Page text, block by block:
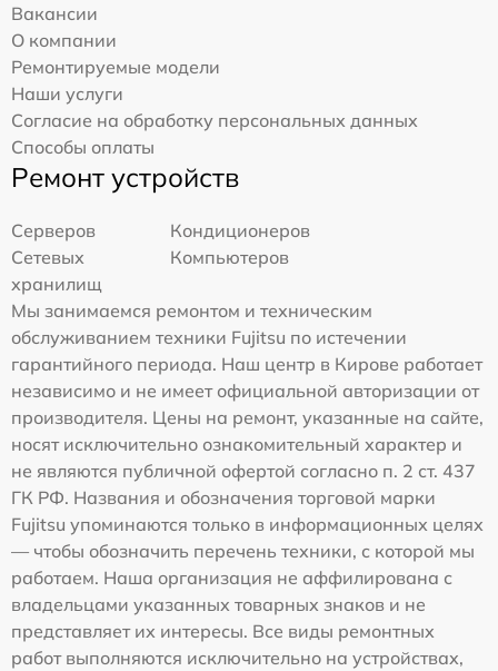
Вакансии
О компании
Ремонтируемые модели
Наши услуги
Согласие на обработку персональных данных
Способы оплаты
Ремонт устройств
Серверов
Кондиционеров
Сетевых
хранилищ
Компьютеров
Мы занимаемся ремонтом и техническим
обслуживанием техники Fujitsu по истечении
гарантийного периода. Наш центр в Кирове работает
независимо и не имеет официальной авторизации от
производителя. Цены на ремонт, указанные на сайте,
носят исключительно ознакомительный характер и
не являются публичной офертой согласно п. 2 ст. 437
ГК РФ. Названия и обозначения торговой марки
Fujitsu упоминаются только в информационных целях
— чтобы обозначить перечень техники, с которой мы
работаем. Наша организация не аффилирована с
владельцами указанных товарных знаков и не
представляет их интересы. Все виды ремонтных
работ выполняются исключительно на устройствах,